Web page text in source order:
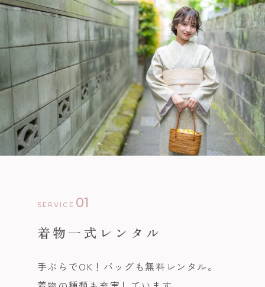
SERVICE 01
着物一式レンタル
手ぶらでOK！バッグも無料レンタル。